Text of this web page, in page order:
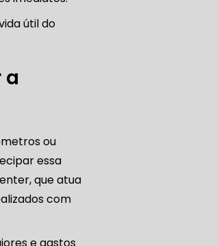
útil do
a
ou
essa
que atua
com